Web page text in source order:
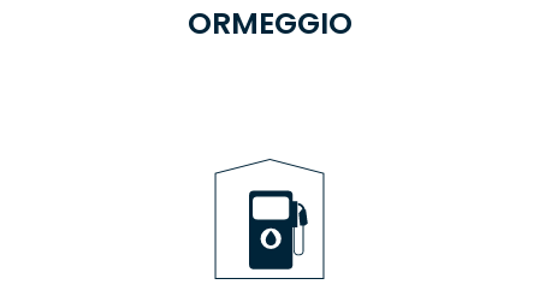
ORMEGGIO